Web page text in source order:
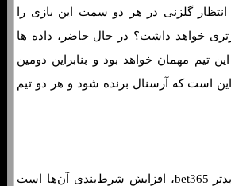
انتظار گلزنی در هر دو سمت این بازی را
خواهد داشت؟ در حال حاضر، داده ها
تیم مهمان خواهد بود و بنابراین دومین
است که آرسنال برنده شود و هر دو تیم
یکی از ویژگی‌های جدیدتر bet365، افزایش شرط‌بندی آن‌ها است